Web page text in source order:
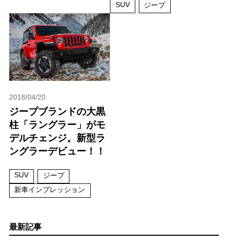
SUV ジープ
2018/04/20
ジープブランドの大黒
柱「ラングラー」がモ
デルチェンジ。新型ラ
ングラーデビュー！！
SUV
ジープ
新車インプレッション
最新記事